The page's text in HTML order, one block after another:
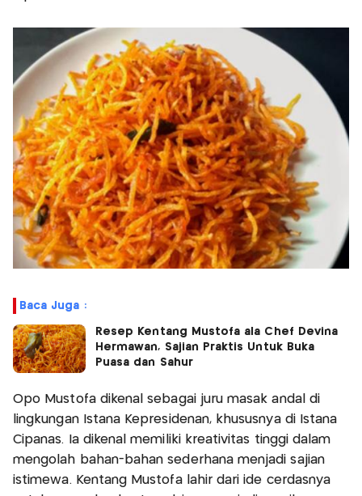
Baca Juga :
Resep Kentang Mustofa ala Chef Devina
Hermawan, Sajian Praktis Untuk Buka
Puasa dan Sahur
Opo Mustofa dikenal sebagai juru masak andal di
lingkungan Istana Kepresidenan, khususnya di Istana
Cipanas. Ia dikenal memiliki kreativitas tinggi dalam
mengolah bahan-bahan sederhana menjadi sajian
istimewa. Kentang Mustofa lahir dari ide cerdasnya